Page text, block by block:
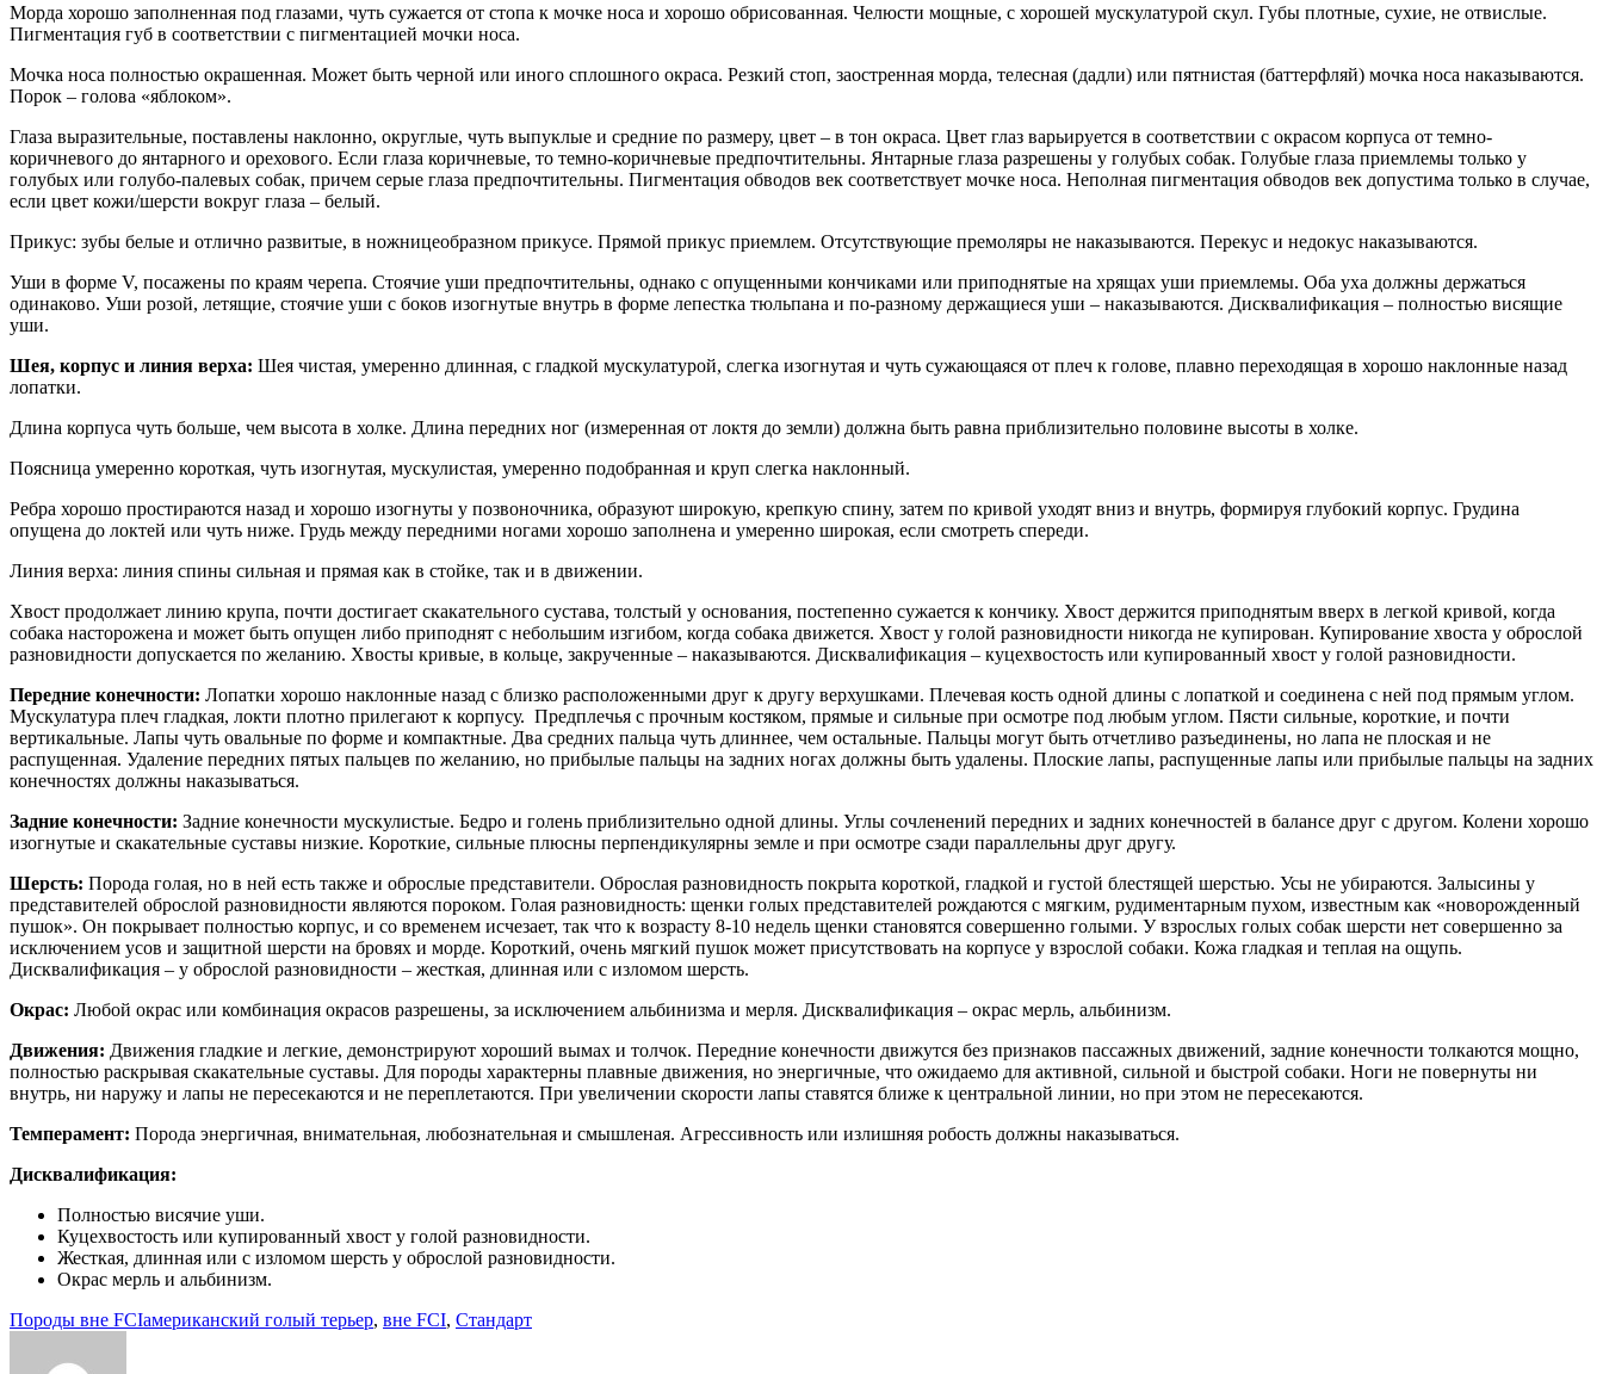
Морда хорошо заполненная под глазами, чуть сужается от стопа к мочке носа и хорошо обрисованная. Челюсти мощные, с хорошей мускулатурой скул. Губы плотные, сухие, не отвислые.
Пигментация губ в соответствии с пигментацией мочки носа.
Мочка носа полностью окрашенная. Может быть черной или иного сплошного окраса. Резкий стоп, заостренная морда, телесная (дадли) или пятнистая (баттерфляй) мочка носа наказываются.
Порок – голова «яблоком».
Глаза выразительные, поставлены наклонно, округлые, чуть выпуклые и средние по размеру, цвет – в тон окраса. Цвет глаз варьируется в соответствии с окрасом корпуса от темно-
коричневого до янтарного и орехового. Если глаза коричневые, то темно-коричневые предпочтительны. Янтарные глаза разрешены у голубых собак. Голубые глаза приемлемы только у
голубых или голубо-палевых собак, причем серые глаза предпочтительны. Пигментация обводов век соответствует мочке носа. Неполная пигментация обводов век допустима только в случае,
если цвет кожи/шерсти вокруг глаза – белый.
Прикус: зубы белые и отлично развитые, в ножницеобразном прикусе. Прямой прикус приемлем. Отсутствующие премоляры не наказываются. Перекус и недокус наказываются.
Уши в форме V, посажены по краям черепа. Стоячие уши предпочтительны, однако с опущенными кончиками или приподнятые на хрящах уши приемлемы. Оба уха должны держаться
одинаково. Уши розой, летящие, стоячие уши с боков изогнутые внутрь в форме лепестка тюльпана и по-разному держащиеся уши – наказываются. Дисквалификация – полностью висящие
уши.
Шея, корпус и линия верха: Шея чистая, умеренно длинная, с гладкой мускулатурой, слегка изогнутая и чуть сужающаяся от плеч к голове, плавно переходящая в хорошо наклонные назад
лопатки.
Длина корпуса чуть больше, чем высота в холке. Длина передних ног (измеренная от локтя до земли) должна быть равна приблизительно половине высоты в холке.
Поясница умеренно короткая, чуть изогнутая, мускулистая, умеренно подобранная и круп слегка наклонный.
Ребра хорошо простираются назад и хорошо изогнуты у позвоночника, образуют широкую, крепкую спину, затем по кривой уходят вниз и внутрь, формируя глубокий корпус. Грудина
опущена до локтей или чуть ниже. Грудь между передними ногами хорошо заполнена и умеренно широкая, если смотреть спереди.
Линия верха: линия спины сильная и прямая как в стойке, так и в движении.
Хвост продолжает линию крупа, почти достигает скакательного сустава, толстый у основания, постепенно сужается к кончику. Хвост держится приподнятым вверх в легкой кривой, когда
собака насторожена и может быть опущен либо приподнят с небольшим изгибом, когда собака движется. Хвост у голой разновидности никогда не купирован. Купирование хвоста у оброслой
разновидности допускается по желанию. Хвосты кривые, в кольце, закрученные – наказываются. Дисквалификация – куцехвостость или купированный хвост у голой разновидности.
Передние конечности: Лопатки хорошо наклонные назад с близко расположенными друг к другу верхушками. Плечевая кость одной длины с лопаткой и соединена с ней под прямым углом.
Мускулатура плеч гладкая, локти плотно прилегают к корпусу. Предплечья с прочным костяком, прямые и сильные при осмотре под любым углом. Пясти сильные, короткие, и почти
вертикальные. Лапы чуть овальные по форме и компактные. Два средних пальца чуть длиннее, чем остальные. Пальцы могут быть отчетливо разъединены, но лапа не плоская и не
распущенная. Удаление передних пятых пальцев по желанию, но прибылые пальцы на задних ногах должны быть удалены. Плоские лапы, распущенные лапы или прибылые пальцы на задних
конечностях должны наказываться.
Задние конечности: Задние конечности мускулистые. Бедро и голень приблизительно одной длины. Углы сочленений передних и задних конечностей в балансе друг с другом. Колени хорошо
изогнутые и скакательные суставы низкие. Короткие, сильные плюсны перпендикулярны земле и при осмотре сзади параллельны друг другу.
Шерсть: Порода голая, но в ней есть также и оброслые представители. Оброслая разновидность покрыта короткой, гладкой и густой блестящей шерстью. Усы не убираются. Залысины у
представителей оброслой разновидности являются пороком. Голая разновидность: щенки голых представителей рождаются с мягким, рудиментарным пухом, известным как «новорожденный
пушок». Он покрывает полностью корпус, и со временем исчезает, так что к возрасту 8-10 недель щенки становятся совершенно голыми. У взрослых голых собак шерсти нет совершенно за
исключением усов и защитной шерсти на бровях и морде. Короткий, очень мягкий пушок может присутствовать на корпусе у взрослой собаки. Кожа гладкая и теплая на ощупь.
Дисквалификация – у оброслой разновидности – жесткая, длинная или с изломом шерсть.
Окрас: Любой окрас или комбинация окрасов разрешены, за исключением альбинизма и мерля. Дисквалификация – окрас мерль, альбинизм.
Движения: Движения гладкие и легкие, демонстрируют хороший вымах и толчок. Передние конечности движутся без признаков пассажных движений, задние конечности толкаются мощно,
полностью раскрывая скакательные суставы. Для породы характерны плавные движения, но энергичные, что ожидаемо для активной, сильной и быстрой собаки. Ноги не повернуты ни
внутрь, ни наружу и лапы не пересекаются и не переплетаются. При увеличении скорости лапы ставятся ближе к центральной линии, но при этом не пересекаются.
Темперамент: Порода энергичная, внимательная, любознательная и смышленая. Агрессивность или излишняя робость должны наказываться.
Дисквалификация:
Полностью висячие уши.
Куцехвостость или купированный хвост у голой разновидности.
Жесткая, длинная или с изломом шерсть у оброслой разновидности.
Окрас мерль и альбинизм.
Породы вне FCIамериканский голый терьер, вне FCI, Стандарт